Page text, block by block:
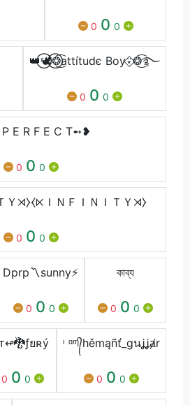
0 0 0
👑⃝🕊️⃝❂͜͡attítudє Boy⍣⃟❂͜͡࿐
0 0 0
E R F E C T➻❥
0 0 0
Ｙ⋊⧽⧼⋉ＩＮＦＩＮＩＴＹ⋊⧽
0 0 0
Dprp〽️sunny⚡
0 0 0
কাব্য
0 0 0
ยʀý
0 0 0
ᶦ ᵅᶬ᭄hěmąñť_gนʝʝⱥr
0 0 0